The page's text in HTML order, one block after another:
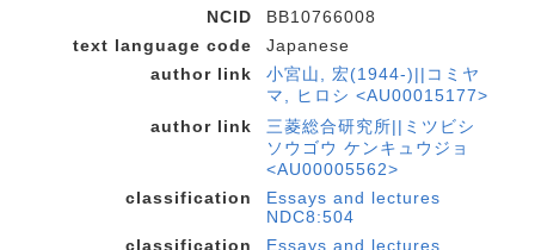
NCID
BB10766008
text language code
Japanese
author link
小宮山, 宏(1944-)||コミヤ
マ, ヒロシ <AU00015177>
author link
三菱総合研究所||ミツビシ
ソウゴウ ケンキュウジョ
<AU00005562>
classification
Essays and lectures
NDC8:504
classification
Essays and lectures